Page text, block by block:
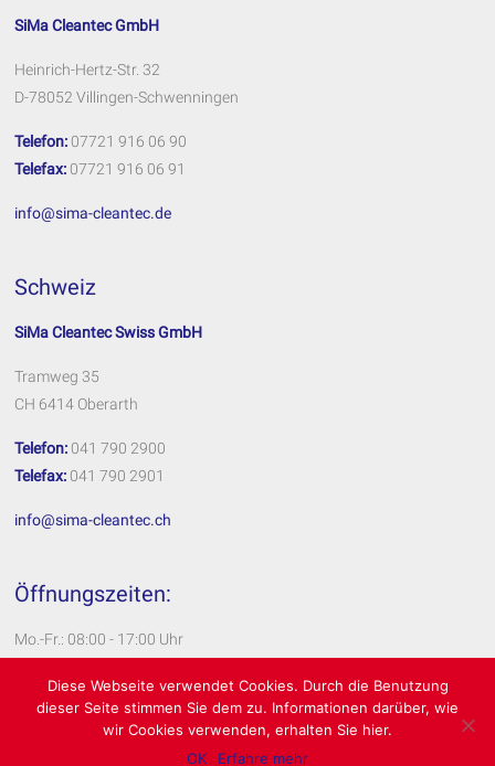
SiMa Cleantec GmbH
Heinrich-Hertz-Str. 32
D-78052 Villingen-Schwenningen
Telefon: 07721 916 06 90
Telefax: 07721 916 06 91
info@sima-cleantec.de
Schweiz
SiMa Cleantec Swiss GmbH
Tramweg 35
CH 6414 Oberarth
Telefon: 041 790 2900
Telefax: 041 790 2901
info@sima-cleantec.ch
Öffnungszeiten:
Mo.-Fr.: 08:00 - 17:00 Uhr
Impressum
Datenschutzerklärung
Diese Webseite verwendet Cookies. Durch die Benutzung
dieser Seite stimmen Sie dem zu. Informationen darüber, wie
wir Cookies verwenden, erhalten Sie hier.
OK
Erfahre mehr